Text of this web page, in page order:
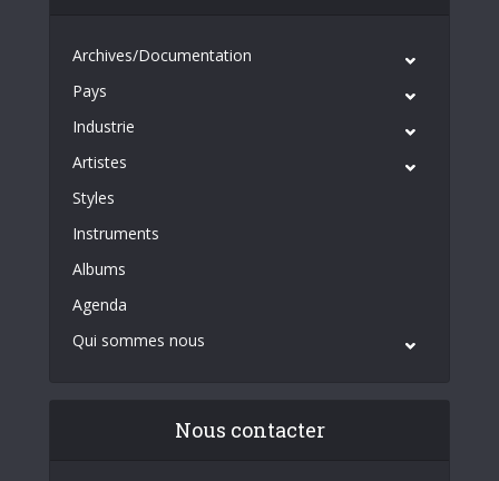
Archives/Documentation
Pays
Industrie
Artistes
Styles
Instruments
Albums
Agenda
Qui sommes nous
Nous contacter